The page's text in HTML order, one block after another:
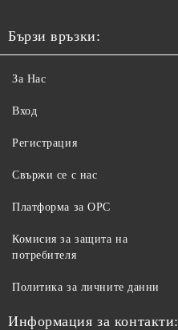
Бързи връзки:
За Нас
Вход
Регистрация
Свържи се с нас
Платформа за ОРС
Комисия за защита на
потребителя
Политика за личните данни
Информация за контакти: